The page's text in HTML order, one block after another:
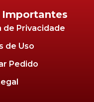
Importantes
de Privacidade
de Uso
Pedido